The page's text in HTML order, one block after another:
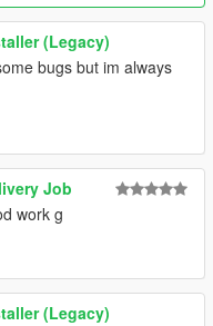
(Legacy)
bugs but im always
Job
work g
(Legacy)